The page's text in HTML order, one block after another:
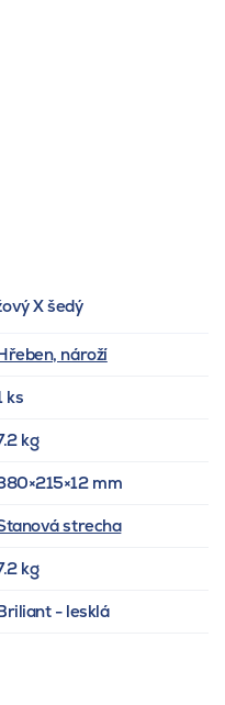
X šedý
nároží
ks
kg
mm
strecha
kg
- lesklá